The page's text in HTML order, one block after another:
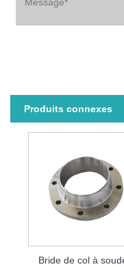
Produits connexes
Bride de col à